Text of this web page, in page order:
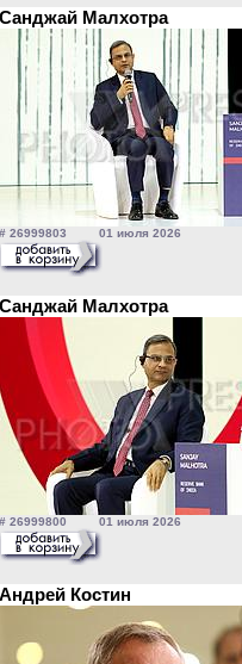
Санджай Малхотра
# 26999803 01 июля 2026
Санджай Малхотра
# 26999800 01 июля 2026
Андрей Костин